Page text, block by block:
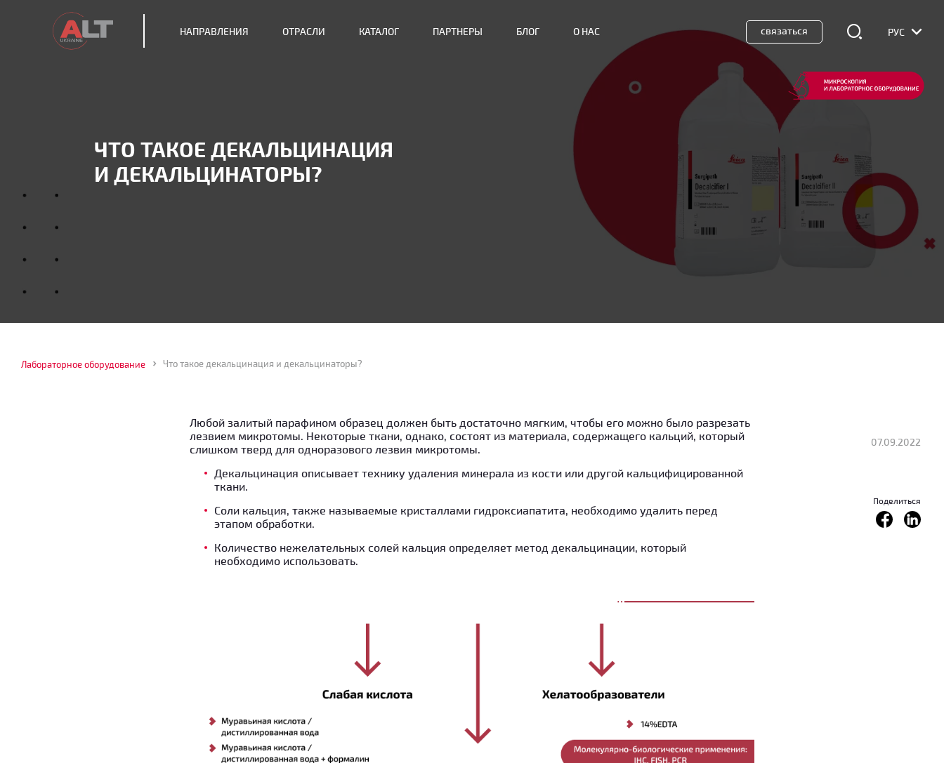
ЧТО ТАКОЕ ДЕКАЛЬЦИНАЦИЯ
И ДЕКАЛЬЦИНАТОРЫ?
НАПРАВЛЕНИЯ ОТРАСЛИ КАТАЛОГ ПАРТНЕРЫ БЛОГ О НАС связаться РУС
Лабораторное оборудование Что такое декальцинация и декальцинаторы?
07.09.2022
Поделиться
Любой залитый парафином образец должен быть достаточно мягким, чтобы его можно было разрезать
лезвием микротомы. Некоторые ткани, однако, состоят из материала, содержащего кальций, который
слишком тверд для одноразового лезвия микротомы.
Декальцинация описывает технику удаления минерала из кости или другой кальцифицированной
ткани.
Соли кальция, также называемые кристаллами гидроксиапатита, необходимо удалить перед
этапом обработки.
Количество нежелательных солей кальция определяет метод декальцинации, который
необходимо использовать.